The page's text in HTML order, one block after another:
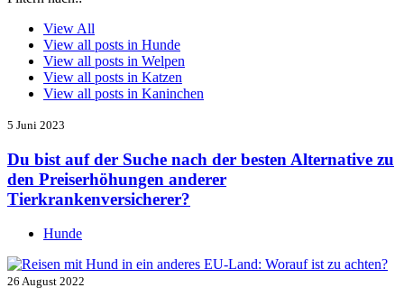
View All
View all posts in Hunde
View all posts in Welpen
View all posts in Katzen
View all posts in Kaninchen
5 Juni 2023
Du bist auf der Suche nach der besten Alternative zu
den Preiserhöhungen anderer
Tierkrankenversicherer?
Hunde
26 August 2022